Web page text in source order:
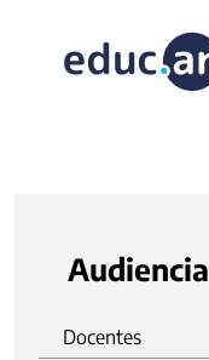
Audiencia
Docentes